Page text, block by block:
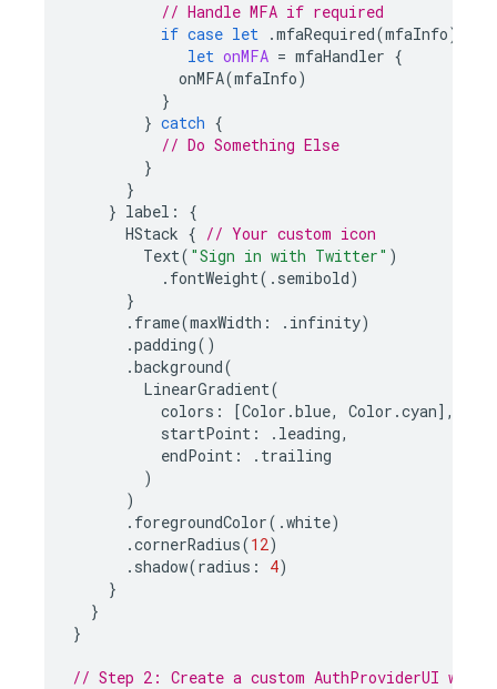
// Handle MFA if required
if case let .mfaRequired(mfaInfo)
let onMFA = mfaHandler {
onMFA(mfaInfo)
}
} catch {
// Do Something Else
}
}
} label :
{
HStack { // Your custom icon
Text( "Sign in with Twitter" )
. fontWeight(. semibold)
}
. frame(maxWidth : . infinity)
.padding()
.background(
LinearGradient(
colors : [Color .blue, Color .cyan],
startPoint : . leading,
endPoint : . trailing
)
)
. foregroundColor(.white)
.cornerRadius(12)
. shadow(radius : 4)
}
}
}
// Step 2: Create a custom AuthProviderUI